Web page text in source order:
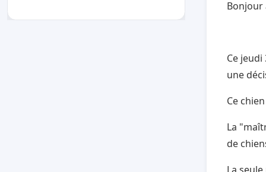
Bonjour
Ce
une
Ce
La
de